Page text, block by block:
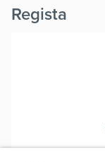
Regista